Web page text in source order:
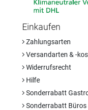
Einkaufen
Zahlungsarten
Versandarten & -
Widerrufsrecht
Hilfe
Sonderrabatt
Sonderrabatt Büros